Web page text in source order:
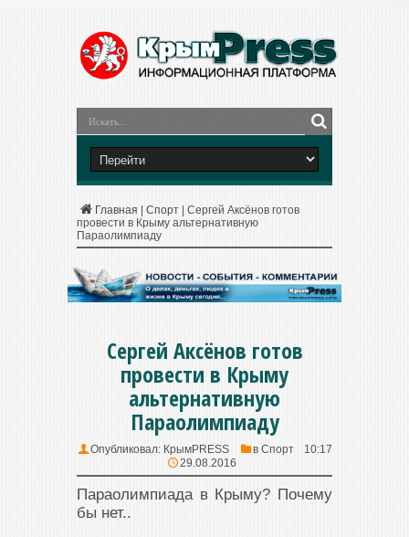
Главная Спорт
Сергей Аксёнов готов
провести в Крыму альтернативную
Параолимпиаду
Сергей Аксёнов готов
провести в Крыму
альтернативную
Параолимпиаду
Опубликовал: КрымPRESS в Спорт
10:17
29.08.2016
Параолимпиада в Крыму? Почему
бы нет..